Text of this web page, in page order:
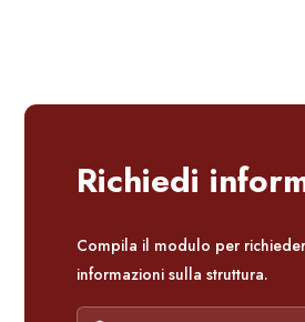
Richiedi
Compila il modulo per
informazioni sulla struttura.